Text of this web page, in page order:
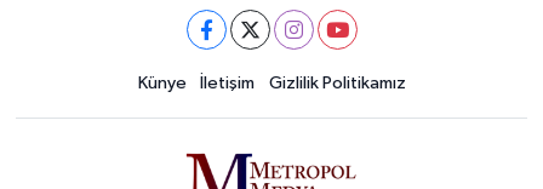
Künye İletişim Gizlilik Politikamız